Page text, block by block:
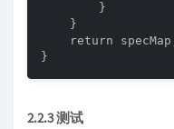
        }
    }
return
}
2.2.3 测试